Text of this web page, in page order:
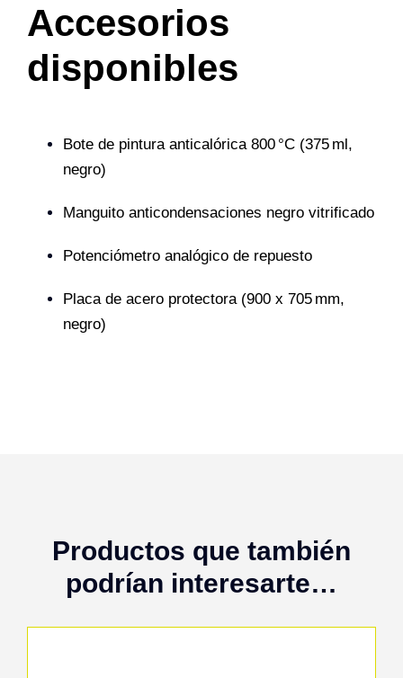
Accesorios
disponibles
Bote de pintura anticalórica 800 °C (375 ml,
negro)
Manguito anticondensaciones negro vitrificado
Potenciómetro analógico de repuesto
Placa de acero protectora (900 x 705 mm,
negro)
Productos que también
podrían interesarte…